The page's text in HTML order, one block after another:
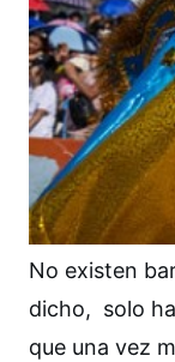
No existen
dicho, solo
que una vez